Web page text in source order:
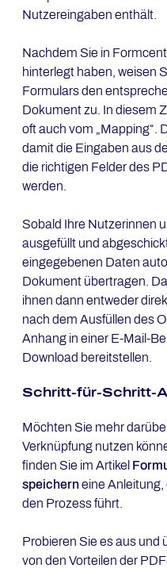
Nutzereingaben enthält.
Nachdem Sie in
hinterlegt haben, weisen
Formulars den
Dokument zu. In diesem
oft auch vom „Mapping“.
damit die Eingaben aus
die richtigen Felder des
werden.
Sobald Ihre Nutzerinnen
ausgefüllt und
eingegebenen Daten
Dokument übertragen.
ihnen dann entweder
nach dem Ausfüllen des
Anhang in einer E-Mail-
Download bereitstellen.
Schritt-für-Schritt-
Möchten Sie mehr
Verknüpfung nutzen
finden Sie im Artikel
speicherneine Anleitung,
den Prozess führt.
Probieren Sie es aus und
von den Vorteilen der